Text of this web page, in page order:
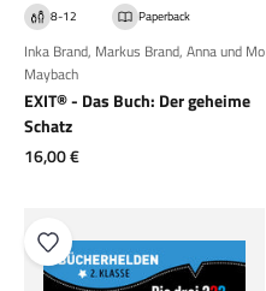
8-12 Paperback
Inka Brand, Markus Brand, Anna und Mo
Maybach
EXIT® - Das Buch: Der geheime
Schatz
Angebot
16,00 €